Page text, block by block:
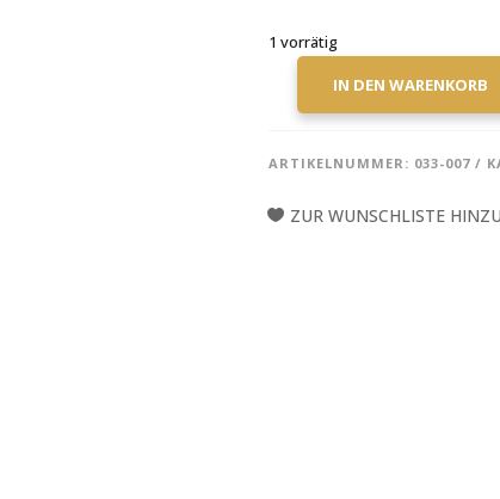
1 vorrätig
DELECLUSE:
VOL.
IN DEN WARENKORB
ARTIKELNUMMER: 033-007
ZUR WUNSCHLISTE